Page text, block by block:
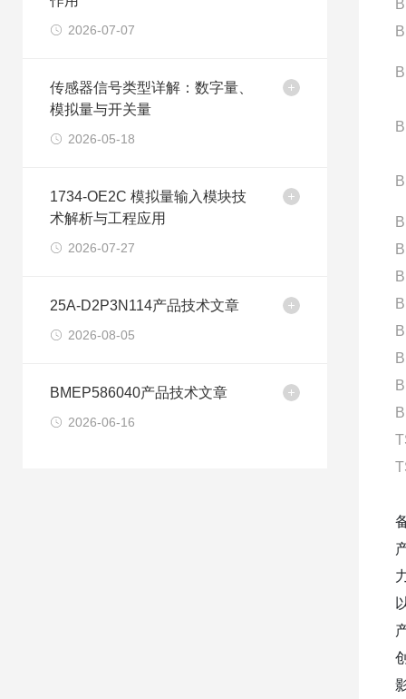
2026-07-07
传感器信号类型详解：数字量、
模拟量与开关量
2026-05-18
1734-OE2C 模拟量输入模块技
术解析与工程应用
2026-07-27
25A-D2P3N114产品技术文章
2026-08-05
BMEP586040产品技术文章
2026-06-16